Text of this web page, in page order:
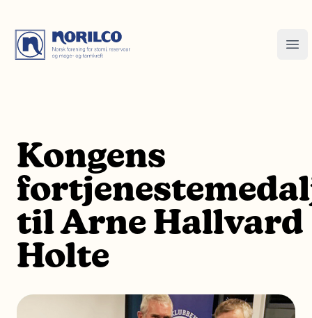
Kongens
til Arne Hallvard
Holte